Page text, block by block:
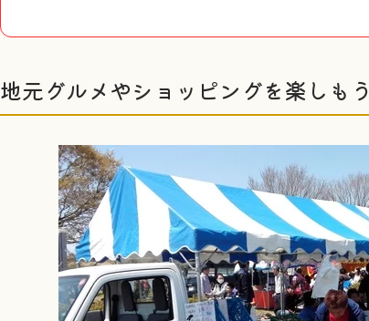
地元グルメやショッピングを楽しもう